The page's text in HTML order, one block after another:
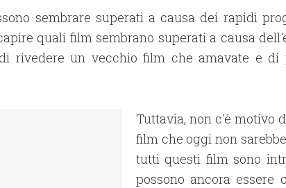
sembrare superati a causa dei rapidi
quali film sembrano superati a causa
rivedere un vecchio film che amavate e di
Tuttavia, non c'è motivo
film che oggi non
tutti questi film sono
possono ancora essere